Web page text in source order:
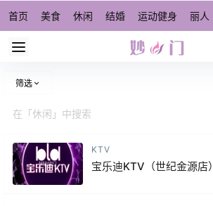
首页 美食 休闲 结婚 运动健身 丽人
筛选
KTV
宝乐迪KTV（世纪金源店）